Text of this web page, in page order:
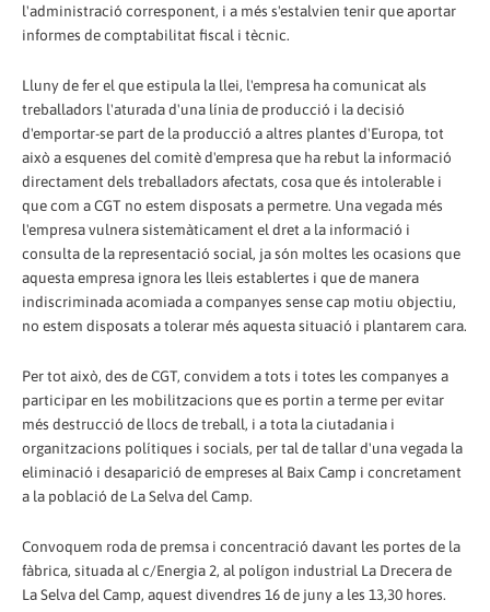
l'administració corresponent, i a més s'estalvien tenir que aportar
informes de comptabilitat fiscal i tècnic.
Lluny de fer el que estipula la llei, l'empresa ha comunicat als
treballadors l'aturada d'una línia de producció i la decisió
d'emportar-se part de la producció a altres plantes d'Europa, tot
això a esquenes del comitè d'empresa que ha rebut la informació
directament dels treballadors afectats, cosa que és intolerable i
que com a CGT no estem disposats a permetre. Una vegada més
l'empresa vulnera sistemàticament el dret a la informació i
consulta de la representació social, ja són moltes les ocasions que
aquesta empresa ignora les lleis establertes i que de manera
indiscriminada acomiada a companyes sense cap motiu objectiu,
no estem disposats a tolerar més aquesta situació i plantarem cara.
Per tot això, des de CGT, convidem a tots i totes les companyes a
participar en les mobilitzacions que es portin a terme per evitar
més destrucció de llocs de treball, i a tota la ciutadania i
organitzacions polítiques i socials, per tal de tallar d'una vegada la
eliminació i desaparició de empreses al Baix Camp i concretament
a la població de La Selva del Camp.
Convoquem roda de premsa i concentració davant les portes de la
fàbrica, situada al c/Energia 2, al polígon industrial La Drecera de
La Selva del Camp, aquest divendres 16 de juny a les 13,30 hores.